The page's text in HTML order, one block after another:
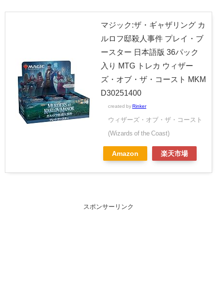
マジック:ザ・ギャザリング カ
ルロフ邸殺人事件 プレイ・ブ
ースター 日本語版 36パック
入り MTG トレカ ウィザー
ズ・オブ・ザ・コースト MKM
D30251400
created by Rinker
ウィザーズ・オブ・ザ・コースト
(Wizards of the Coast)
Amazon 楽天市場
スポンサーリンク